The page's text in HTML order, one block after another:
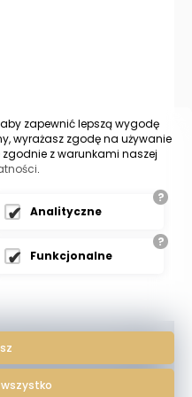
Prawnego Ewa
o spadek Katowice - dobry
zapewnić lepszą wygodę
wyrażasz zgodę na używanie
z warunkami naszej
.
?
Analityczne
?
Funkcjonalne